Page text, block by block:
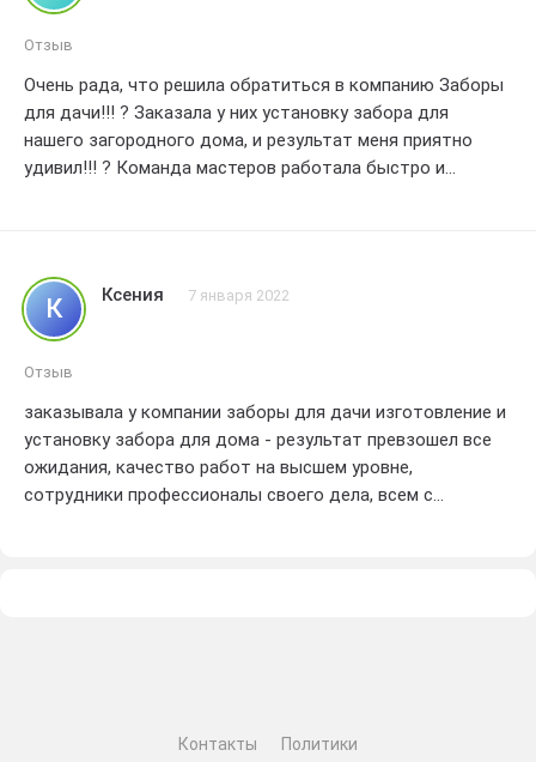
рекомендую Заборы для дачи всем, кто нуждается в
надежной и качественной ограде для своей дачи или
работу!!!
Отзыв
Очень рада, что решила обратиться в компанию Заборы
для дачи!!! ? Заказала у них установку забора для
нашего загородного дома, и результат меня приятно
удивил!!! ? Команда мастеров работала быстро и
профессионализм и качественную работу!!! Рекомендую
всем довериться этой замечательной компании. ?
К Ксения 7 января 2022
Отзыв
заказывала у компании заборы для дачи изготовление и
установку забора для дома - результат превзошел все
ожидания, качество работ на высшем уровне,
сотрудники профессионалы своего дела, всем с
Контакты Политики